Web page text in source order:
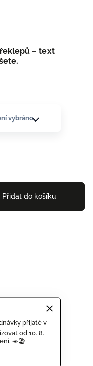
přijaté v
od 10. 8.
☀️🏖️
– text
vybráno
Přidat do košíku
ZBOŽÍ